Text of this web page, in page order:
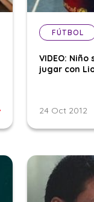
FÚTBOL
VIDEO:
jugar con
24 Oct 2012